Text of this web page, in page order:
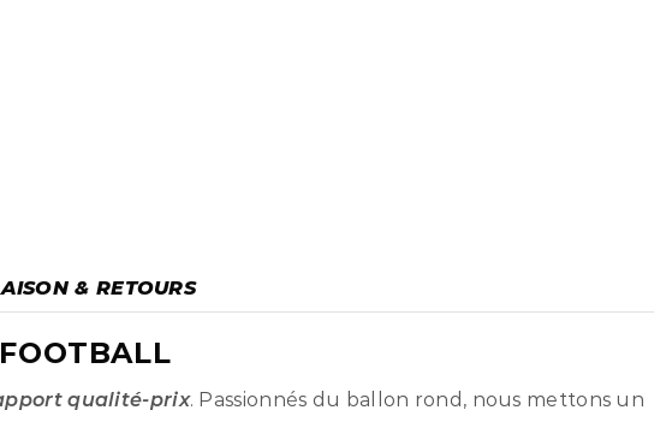
& RETOURS
qualité-prix. Passionnés du ballon rond, nous mettons un